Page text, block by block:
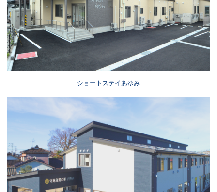
ショートステイあゆみ